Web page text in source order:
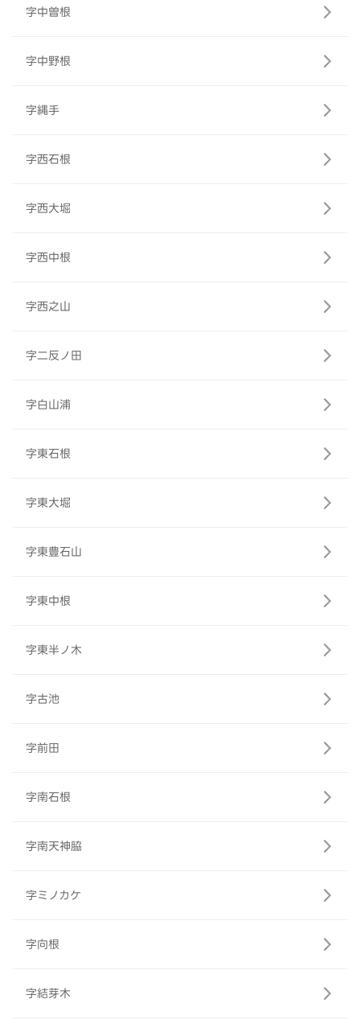
字中曽根
字中野根
字縄手
字西石根
字西大堀
字西中根
字西之山
字二反ノ田
字白山浦
字東石根
字東大堀
字東豊石山
字東中根
字東半ノ木
字古池
字前田
字南石根
字南天神脇
字ミノカケ
字向根
字結芽木